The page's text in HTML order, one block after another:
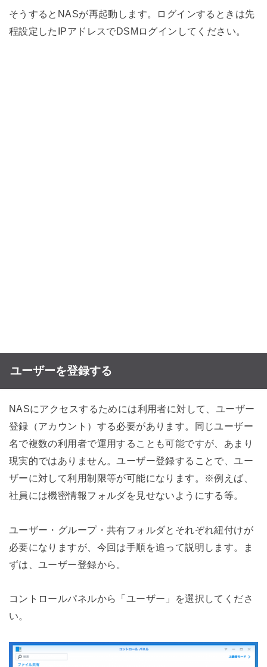
そうするとNASが再起動します。ログインするときは先
程設定したIPアドレスでDSMログインしてください。
ユーザーを登録する
NASにアクセスするためには利用者に対して、ユーザー
登録（アカウント）する必要があります。同じユーザー
名で複数の利用者で運用することも可能ですが、あまり
現実的ではありません。ユーザー登録することで、ユー
ザーに対して利用制限等が可能になります。※例えば、
社員には機密情報フォルダを見せないようにする等。
ユーザー・グループ・共有フォルダとそれぞれ紐付けが
必要になりますが、今回は手順を追って説明します。ま
ずは、ユーザー登録から。
コントロールパネルから「ユーザー」を選択してくださ
い。